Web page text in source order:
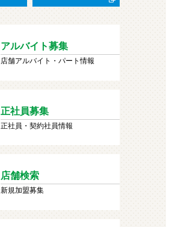
アルバイト募集
店舗アルバイト・パート情報
正社員募集
正社員・契約社員情報
店舗検索
新規加盟募集